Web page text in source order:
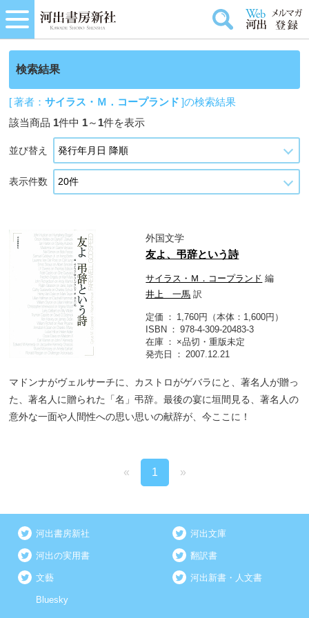
検索結果
[ 著者：サイラス・Ｍ．コープランド ]の検索結果
該当商品 1件中 1～ 1件を表示
並び替え
表示件数
外国文学
友よ、弔辞という詩
サイラス・Ｍ．コープランド 編
井上 一馬 訳
定価
1,760円（本体：1,600円）
ISBN
978-4-309-20483-3
在庫
×品切・重版未定
発売日
2007.12.21
マドンナがヴェルサーチに、カストロがゲバラにと、著名人が贈っ
た、著名人に贈られた「名」弔辞。最後の宴に垣間見る、著名人の
意外な一面や人間性への思い思いの献辞が、今ここに！
« 1 »
河出書房新社 河出文庫
河出の実用書 翻訳書
文藝 河出新書・人文書
Bluesky